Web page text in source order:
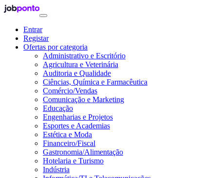
Entrar
Registar
Ofertas por categoria
Administrativo e Escritório
Agricultura e Veterinária
Auditoria e Qualidade
Ciências, Química e Farmacêutica
Comércio/Vendas
Comunicação e Marketing
Educação
Engenharias e Projetos
Esportes e Academias
Estética e Moda
Financeiro/Fiscal
Gastronomia/Alimentação
Hotelaria e Turismo
Indústria